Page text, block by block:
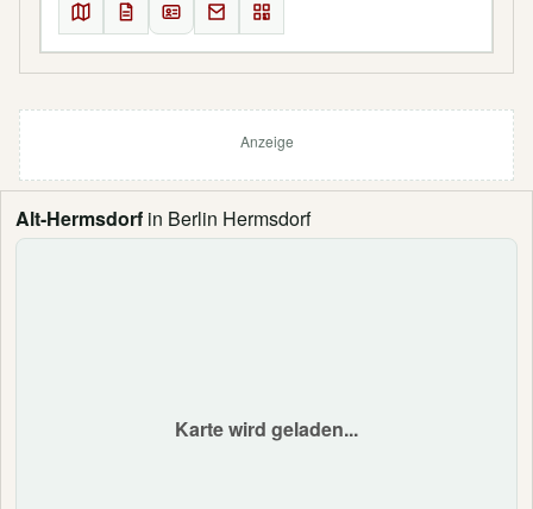
Alt-Hermsdorf in Berlin Hermsdorf
Karte wird geladen...
Anzeige